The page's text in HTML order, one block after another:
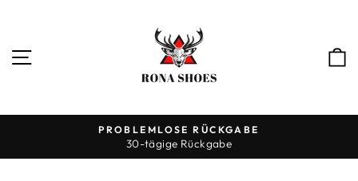
SEITENNAVIGATION
Pause
PROBLEMLOSE RÜCKGABE
30-tägige Rückgabe